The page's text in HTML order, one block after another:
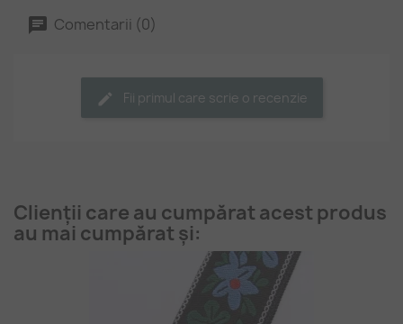
Comentarii (0)
Fii primul care scrie o recenzie
Clienții care au cumpărat acest produs
au mai cumpărat și: